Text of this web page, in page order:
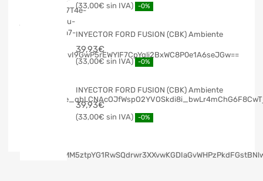
33,00€ -0%
INYECTOR FORD FUSION (CBK) Ambiente
39,93€
33,00€ -0%
INYECTOR FORD FUSION (CBK) Ambiente
39,93€
33,00€ -0%